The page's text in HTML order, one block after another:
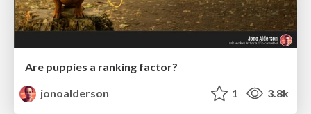
Are puppies a ranking factor?
jonoalderson
1 3.8k